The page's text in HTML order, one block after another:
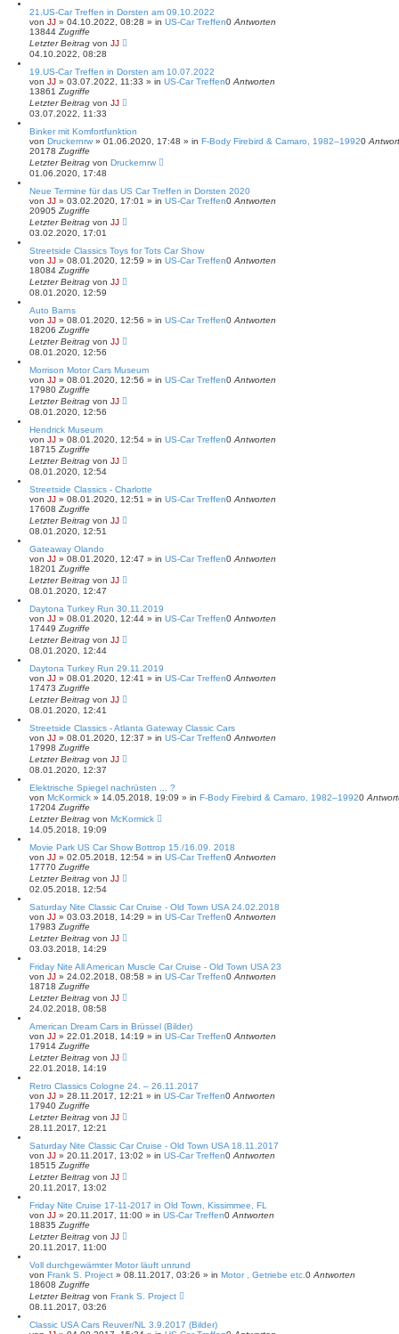
21.US-Car Treffen in Dorsten am 09.10.2022
von JJ » 04.10.2022, 08:28 » in US-Car Treffen0 Antworten
13844 Zugriffe
Letzter Beitrag von JJ
04.10.2022, 08:28
19.US-Car Treffen in Dorsten am 10.07.2022
von JJ » 03.07.2022, 11:33 » in US-Car Treffen0 Antworten
13861 Zugriffe
Letzter Beitrag von JJ
03.07.2022, 11:33
Binker mit Komfortfunktion
von Druckernrw » 01.06.2020, 17:48 » in F-Body Firebird & Camaro, 1982–19920
20178 Zugriffe
Letzter Beitrag von Druckernrw
01.06.2020, 17:48
Neue Termine für das US Car Treffen in Dorsten 2020
von JJ » 03.02.2020, 17:01 » in US-Car Treffen0 Antworten
20905 Zugriffe
Letzter Beitrag von JJ
03.02.2020, 17:01
Streetside Classics Toys for Tots Car Show
von JJ » 08.01.2020, 12:59 » in US-Car Treffen0 Antworten
18084 Zugriffe
Letzter Beitrag von JJ
08.01.2020, 12:59
Auto Barns
von JJ » 08.01.2020, 12:56 » in US-Car Treffen0 Antworten
18206 Zugriffe
Letzter Beitrag von JJ
08.01.2020, 12:56
Morrison Motor Cars Museum
von JJ » 08.01.2020, 12:56 » in US-Car Treffen0 Antworten
17980 Zugriffe
Letzter Beitrag von JJ
08.01.2020, 12:56
Hendrick Museum
von JJ » 08.01.2020, 12:54 » in US-Car Treffen0 Antworten
18715 Zugriffe
Letzter Beitrag von JJ
08.01.2020, 12:54
Streetside Classics - Charlotte
von JJ » 08.01.2020, 12:51 » in US-Car Treffen0 Antworten
17608 Zugriffe
Letzter Beitrag von JJ
08.01.2020, 12:51
Gateaway Olando
von JJ » 08.01.2020, 12:47 » in US-Car Treffen0 Antworten
18201 Zugriffe
Letzter Beitrag von JJ
08.01.2020, 12:47
Daytona Turkey Run 30.11.2019
von JJ » 08.01.2020, 12:44 » in US-Car Treffen0 Antworten
17449 Zugriffe
Letzter Beitrag von JJ
08.01.2020, 12:44
Daytona Turkey Run 29.11.2019
von JJ » 08.01.2020, 12:41 » in US-Car Treffen0 Antworten
17473 Zugriffe
Letzter Beitrag von JJ
08.01.2020, 12:41
Streetside Classics - Atlanta Gateway Classic Cars
von JJ » 08.01.2020, 12:37 » in US-Car Treffen0 Antworten
17998 Zugriffe
Letzter Beitrag von JJ
08.01.2020, 12:37
Elektrische Spiegel nachrüsten ... ?
von McKormick » 14.05.2018, 19:09 » in F-Body Firebird & Camaro, 1982–19920
17204 Zugriffe
Letzter Beitrag von McKormick
14.05.2018, 19:09
Movie Park US Car Show Bottrop 15./16.09. 2018
von JJ » 02.05.2018, 12:54 » in US-Car Treffen0 Antworten
17770 Zugriffe
Letzter Beitrag von JJ
02.05.2018, 12:54
Saturday Nite Classic Car Cruise - Old Town USA 24.02.2018
von JJ » 03.03.2018, 14:29 » in US-Car Treffen0 Antworten
17983 Zugriffe
Letzter Beitrag von JJ
03.03.2018, 14:29
Friday Nite All American Muscle Car Cruise - Old Town USA 23
von JJ » 24.02.2018, 08:58 » in US-Car Treffen0 Antworten
18718 Zugriffe
Letzter Beitrag von JJ
24.02.2018, 08:58
American Dream Cars in Brüssel (Bilder)
von JJ » 22.01.2018, 14:19 » in US-Car Treffen0 Antworten
17914 Zugriffe
Letzter Beitrag von JJ
22.01.2018, 14:19
Retro Classics Cologne 24. – 26.11.2017
von JJ » 28.11.2017, 12:21 » in US-Car Treffen0 Antworten
17940 Zugriffe
Letzter Beitrag von JJ
28.11.2017, 12:21
Saturday Nite Classic Car Cruise - Old Town USA 18.11.2017
von JJ » 20.11.2017, 13:02 » in US-Car Treffen0 Antworten
18515 Zugriffe
Letzter Beitrag von JJ
20.11.2017, 13:02
Friday Nite Cruise 17-11-2017 in Old Town, Kissimmee, FL
von JJ » 20.11.2017, 11:00 » in US-Car Treffen0 Antworten
18835 Zugriffe
Letzter Beitrag von JJ
20.11.2017, 11:00
Voll durchgewärmter Motor läuft unrund
von Frank S. Project » 08.11.2017, 03:26 » in Motor , Getriebe etc. 0 Antworten
18608 Zugriffe
Letzter Beitrag von Frank S. Project
08.11.2017, 03:26
Classic USA Cars Reuver/NL 3.9.2017 (Bilder)